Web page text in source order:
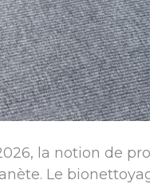
la notion de
Le